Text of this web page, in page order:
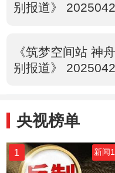
别报道》
《筑梦空间站 神
别报道》
央视榜单
1 新闻